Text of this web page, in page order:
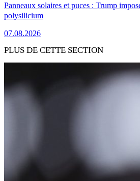
Panneaux solaires et puces : Trump
polysilicium
07.08.2026
PLUS DE CETTE SECTION